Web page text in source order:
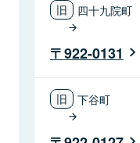
四十九院町
922-0131
下谷町